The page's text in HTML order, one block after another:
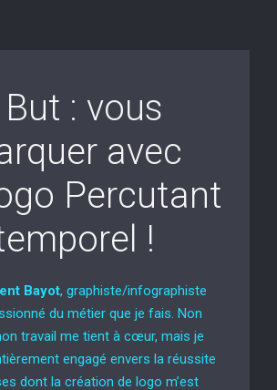
: vous
avec
Percutant
!
Bayot, graphiste/infographiste
du métier que je fais. Non
travail me tient à cœur, mais je
engagé envers la réussite
dont la création de logo m’est